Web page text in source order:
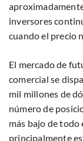
inversores
cuando el precio
El mercado de
comercial se
mil millones de
número de
más bajo de todo
principalmente